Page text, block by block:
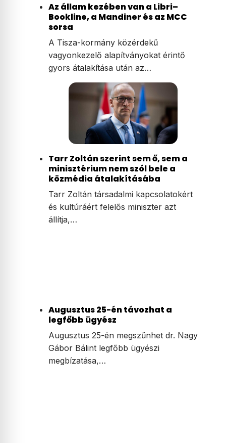
Az állam kezében van a Libri–
Bookline, a Mandiner és az MCC
sorsa
A Tisza-kormány közérdekű
vagyonkezelő alapítványokat érintő
gyors átalakítása után az…
Tarr Zoltán szerint sem ő, sem a
minisztérium nem szól bele a
közmédia átalakításába
Tarr Zoltán társadalmi kapcsolatokért
és kultúráért felelős miniszter azt
állítja,…
Augusztus 25-én távozhat a
legfőbb ügyész
Augusztus 25-én megszűnhet dr. Nagy
Gábor Bálint legfőbb ügyészi
megbízatása,…